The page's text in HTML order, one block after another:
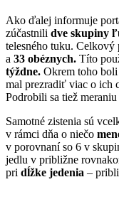
Ako ďalej informuje
zúčastnili dve skupiny
telesného tuku. Celkový
a 33 obéznych. Títo
týždne. Okrem toho
mal prezradiť viac o ich
Podrobili sa tiež
Samotné zistenia sú
v rámci dňa o niečo
v porovnaní so 6 v
jedlu v približne
pri dĺžke jedenia –